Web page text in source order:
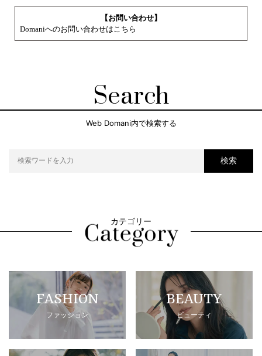
【お問い合わせ】
Domaniへのお問い合わせはこちら
Search
Web Domani内で検索する
検索
カテゴリー
FASHION
ファッション
BEAUTY
ビューティ